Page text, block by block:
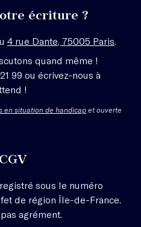
écriture ?
4 rue Dante, 75005 Paris.
quand même !
99 ou écrivez-nous à
!
en situation de handicap et ouverte
sous le numéro
de région Île-de-France.
agrément.